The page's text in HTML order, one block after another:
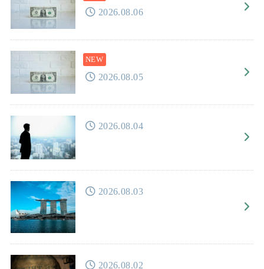
2026.08.06
2026.08.05
2026.08.04
2026.08.03
2026.08.02